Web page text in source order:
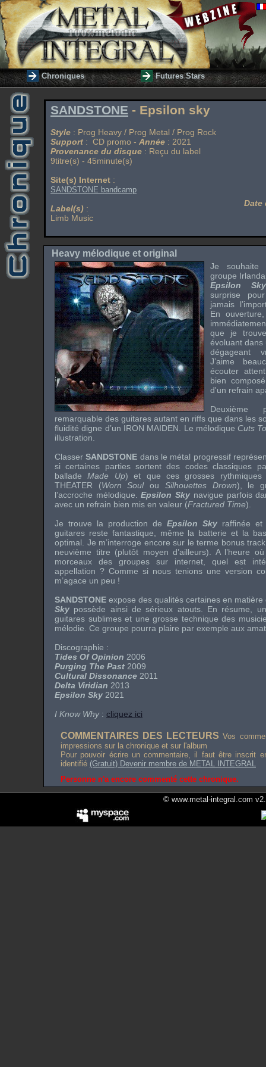
Chroniques Futures Stars
SANDSTONE - Epsilon sky
Style : Prog Heavy / Prog Metal / Prog Rock
Support : CD promo - Année : 2021
Provenance du disque : Reçu du label
9titre(s) - 45minute(s)
Site(s) Internet :
SANDSTONE bandcamp
Label(s) :
Limb Music
Date
Heavy mélodique et original
Je souhaite
groupe
Epsilon Sky
surprise
jamais
En
que je
évoluant
dégageant
J’aime
écouter
bien
d'un refrain
remarquable des guitares autant en riffs que dans les
fluidité digne d’un IRON MAIDEN . Le mélodique Cuts
illustration.
ClasserSANDSTONE dans le métal progressif
si certaines parties sortent des codes classiques
balladeMade Up) et que ces grosses
THEATER (Worn Soulou Silhouettes Drown), le
l’accroche mélodique.Epsilon Sky navigue parfois
avec un refrain bien mis en valeur (Fractured Time).
Je trouve la production de Epsilon Sky raffinée
guitares reste fantastique, même la batterie et la
optimal. Je m’interroge encore sur le terme bonus track
neuvième titre (plutôt moyen d’ailleurs). A l’heure
morceaux des groupes sur internet, quel est
appellation ? Comme si nous tenions une version
m’agace un peu !
SANDSTONE expose des qualités certaines en
Sky possède ainsi de sérieux atouts. En résume,
guitares sublimes et une grosse technique des
mélodie. Ce groupe pourra plaire par exemple aux
Discographie :
Tides Of Opinion 2006
Purging The Past 2009
Cultural Dissonance 2011
Delta Viridian 2013
Epsilon Sky 2021
I Know Why: cliquez ici
COMMENTAIRES DES LECTEURS Vos
impressions sur la chronique et sur l'album
Pour pouvoir écrire un commentaire, il faut être inscrit
identifié (Gratuit) Devenir membre de METAL INTEGRAL
Personne n'a encore commenté cette chronique.
© www.metal-integral.com